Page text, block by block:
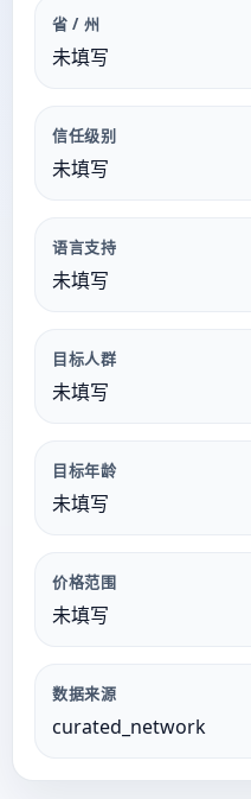
省 / 州
未填写
信任级别
未填写
语言支持
未填写
目标人群
未填写
目标年龄
未填写
价格范围
未填写
数据来源
curated_network